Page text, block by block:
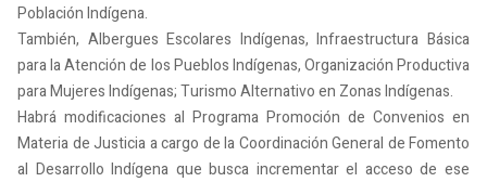
Población Indígena.
También, Albergues Escolares Indígenas, Infraestructura Básica
para la Atención de los Pueblos Indígenas, Organización Productiva
para Mujeres Indígenas; Turismo Alternativo en Zonas Indígenas.
Habrá modificaciones al Programa Promoción de Convenios en
Materia de Justicia a cargo de la Coordinación General de Fomento
al Desarrollo Indígena que busca incrementar el acceso de ese